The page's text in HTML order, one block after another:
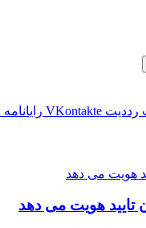
‫رددیت ‫VKontakte رایانامه
تایید هویت می دهد